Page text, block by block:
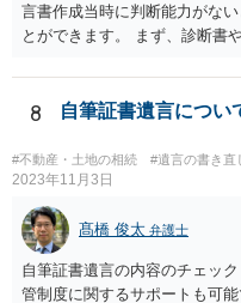
言書作成当時に判断能力がな
とができます。 まず、診断書
いと思います。
8 自筆証書遺言につい
#不動産・土地の相続 #遺言の書き直
2023年11月3日
髙橋 俊太 弁護士
自筆証書遺言の内容のチェッ
管制度に関するサポートも可